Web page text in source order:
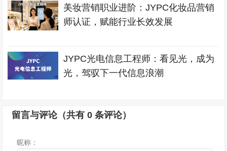
美妆营销职业进阶：JYPC化妆品营销
师认证，赋能行业长效发展
JYPC光电信息工程师：看见光，成为
光，驾驭下一代信息浪潮
留言与评论（共有0 条评论）
昵称：